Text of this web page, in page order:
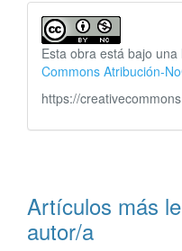
Esta obra está bajo
Commons Atribución-
https://
Artículos más
autor/a